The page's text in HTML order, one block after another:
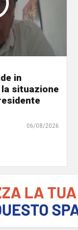
in
situazione
06/08/2026